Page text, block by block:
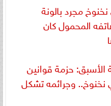
مجرد بالونة
المحمول كان
الأسبق: حزمة قوانين
وجرائمه تشكل